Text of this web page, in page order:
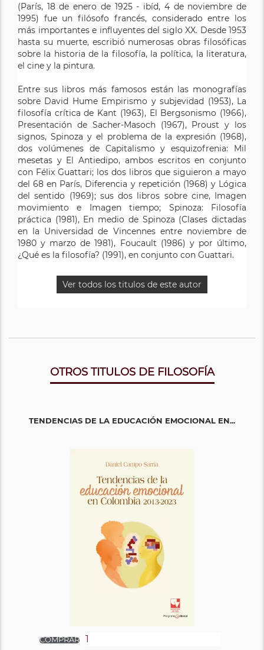
(París, 18 de enero de 1925 - ibíd, 4 de noviembre de
1995)​ fue un filósofo francés, considerado entre los
más importantes e influyentes del siglo XX. Desde 1953
hasta su muerte, escribió numerosas obras filosóficas
sobre la historia de la filosofía, la política, la literatura,
el cine y la pintura.
Entre sus libros más famosos están las monografías
sobre David Hume Empirismo y subjevidad (1953), La
filosofía crítica de Kant (1963), El Bergsonismo (1966),
Presentación de Sacher-Masoch (1967), Proust y los
signos, Spinoza y el problema de la expresión (1968),
dos volúmenes de Capitalismo y esquizofrenia: Mil
mesetas y El Antiedipo, ambos escritos en conjunto
con Félix Guattari; los dos libros que siguieron a mayo
del 68 en París, Diferencia y repetición (1968) y Lógica
del sentido (1969); sus dos libros sobre cine, Imagen
movimiento e Imagen tiempo; Spinoza: Filosofía
práctica (1981), En medio de Spinoza (Clases dictadas
en la Universidad de Vincennes entre noviembre de
1980 y marzo de 1981), Foucault (1986) y por último,
¿Qué es la filosofía? (1991), en conjunto con Guattari.
Ver todos los titulos de este autor
OTROS TITULOS DE FILOSOFÍA
TENDENCIAS DE LA EDUCACIÓN EMOCIONAL EN...